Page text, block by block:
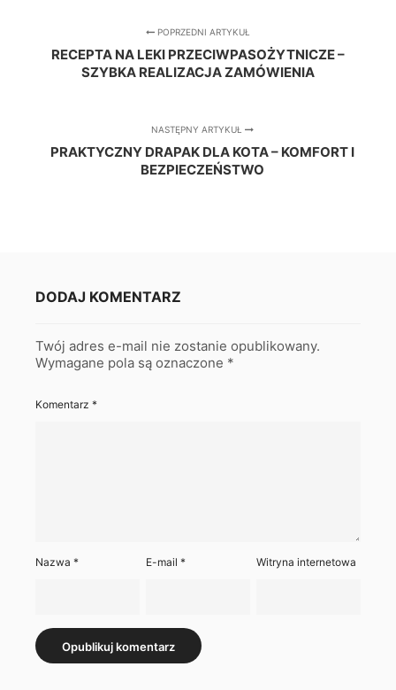
POPRZEDNI ARTYKUŁ
RECEPTA NA LEKI PRZECIWPASOŻYTNICZE –
SZYBKA REALIZACJA ZAMÓWIENIA
NASTĘPNY ARTYKUŁ
PRAKTYCZNY DRAPAK DLA KOTA – KOMFORT I
BEZPIECZEŃSTWO
DODAJ KOMENTARZ
Twój adres e-mail nie zostanie opublikowany.
Wymagane pola są oznaczone *
Komentarz *
Nazwa * E-mail* Witryna internetowa